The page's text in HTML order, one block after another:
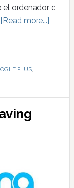
el ordenador o
[Read more...]
PLUS,